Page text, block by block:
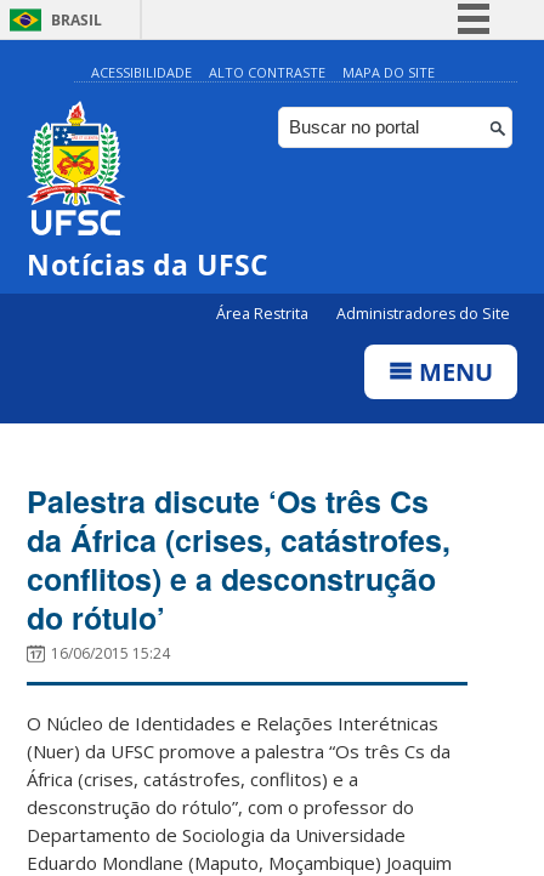
BRASIL
Simplifique!
Comunica BR
Participe
ACESSIBILIDADE ALTO CONTRASTE MAPA DO SITE
Notícias da UFSC
Área Restrita Administradores do Site
MENU
Palestra discute ‘Os três Cs
da África (crises, catástrofes,
conflitos) e a desconstrução
do rótulo’
16/06/2015 15:24
O Núcleo de Identidades e Relações Interétnicas
(Nuer) da UFSC promove a palestra “Os três Cs da
África (crises, catástrofes, conflitos) e a
desconstrução do rótulo”, com o professor do
Departamento de Sociologia da Universidade
Eduardo Mondlane (Maputo, Moçambique) Joaquim